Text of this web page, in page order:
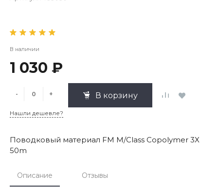
В наличии
1 030 ₽
- + В корзину
Нашли дешевле?
Поводковый материал FM M/Class Copolymer 3X
50m
Описание Отзывы